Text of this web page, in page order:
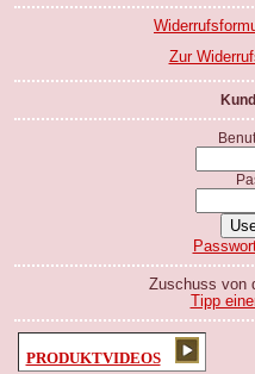
Zur
Zuschuss von
Tipp
PRODUKTVIDEOS